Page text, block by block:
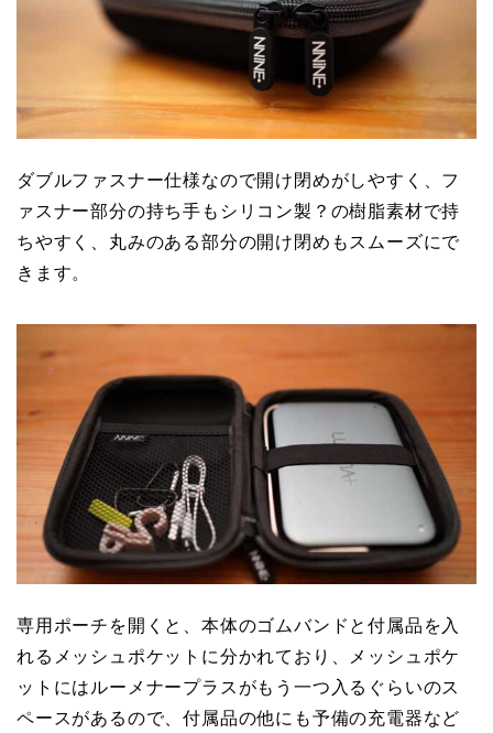
ダブルファスナー仕様なので開け閉めがしやすく、フ
ァスナー部分の持ち手もシリコン製？の樹脂素材で持
ちやすく、丸みのある部分の開け閉めもスムーズにで
きます。
専用ポーチを開くと、本体のゴムバンドと付属品を入
れるメッシュポケットに分かれており、メッシュポケ
ットにはルーメナープラスがもう一つ入るぐらいのス
ペースがあるので、付属品の他にも予備の充電器など